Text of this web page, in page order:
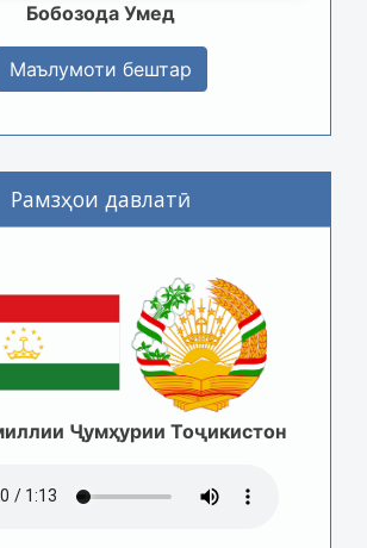
Бобозода Умед
Маълумоти бештар
Рамзҳои давлатӣ
Ҷумҳурии Тоҷикистон